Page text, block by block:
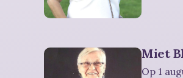
Miet
Op 1